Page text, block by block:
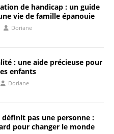
de handicap : un guide
vie de famille épanouie
Doriane
: une aide précieuse pour
enfants
Doriane
définit pas une personne :
pour changer le monde